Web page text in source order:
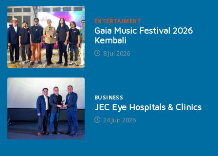
ENTERTAIMENT
Gaia Music Festival 2026
Kembali
8 Jul 2026
BUSINESS
JEC Eye Hospitals & Clinics
24 Jun 2026